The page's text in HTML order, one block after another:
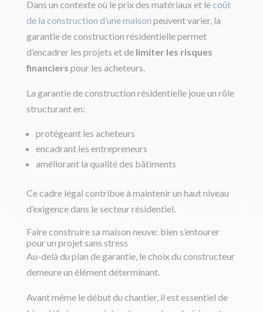
Dans un contexte où le prix des matériaux et lecoût
de la construction d’une maison peuvent varier, la
garantie de construction résidentielle permet
d’encadrer les projets et delimiter les risques
financiers pour les acheteurs.
La garantie de construction résidentielle joue un rôle
structurant en:
protégeant les acheteurs
encadrant les entrepreneurs
améliorant la qualité des bâtiments
Ce cadre légal contribue à maintenir un haut niveau
d’exigence dans le secteur résidentiel.
Faire construire sa maison neuve: bien s’entourer
pour un projet sans stress
Au-delà du plan de garantie, le choix du constructeur
demeure un élément déterminant.
Avant même le début du chantier, il est essentiel de